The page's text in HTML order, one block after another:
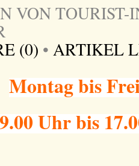
VON TOURIST-
(0) • ARTIKEL
Montag bis
Uhr bis